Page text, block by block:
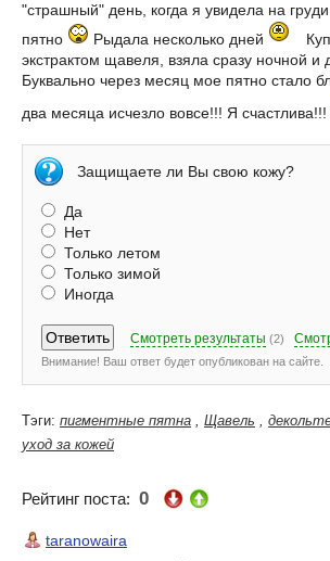
"страшный" день, когда я увидела на
пятно
Рыдала несколько дней
экстрактом щавеля, взяла сразу ночной и
Буквально через месяц мое пятно стало
два месяца исчезло вовсе!!! Я счастлива!!!
Защищаете ли Вы свою кожу?
Да
Нет
Только летом
Только зимой
Иногда
Смотреть результаты (2)
Внимание! Ваш ответ будет опубликован на сайте.
Тэги: пигментные пятна , Щавель ,
уход за кожей
Рейтинг поста: 0
taranowaira